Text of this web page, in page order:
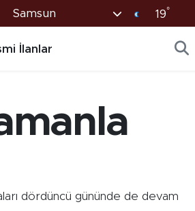
Samsun 19°
İlanlar
dördüncü gününde de devam